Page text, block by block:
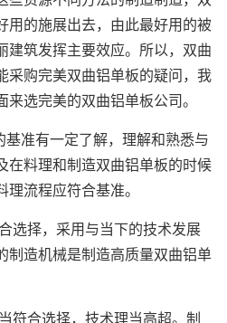
用的施展出去，由此最好用的被
建筑发挥主要效应。所以，双曲
采购完美双曲铝单板的疑问，我
选完美的双曲铝单板公司。
准有一定了解，理解和熟悉与
在料理和制造双曲铝单板的时候
流程应符合基准。
选择，采用与当下的技术发展
制造机械是制造高质量双曲铝单
符合选择，技术理当高超。制